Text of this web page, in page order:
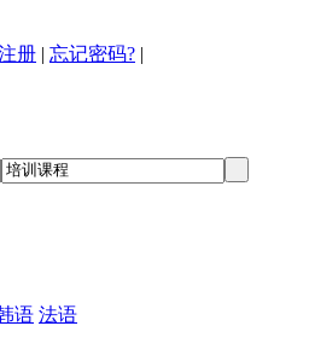
册 | 忘记密码? |
语 法语